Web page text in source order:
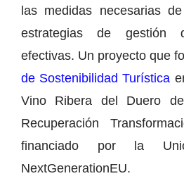
las medidas necesarias
estrategias de gestión
efectivas. Un proyecto que
de Sostenibilidad Turística
Vino Ribera del Duero
Recuperación
financiado por la
NextGenerationEU.